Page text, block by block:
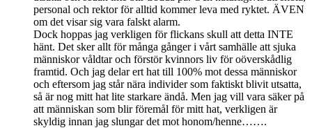
personal och rektor för alltid kommer leva med ryktet. ÄVEN
om det visar sig vara falskt alarm.
Dock hoppas jag verkligen för flickans skull att detta INTE
hänt. Det sker allt för många gånger i vårt samhälle att sjuka
människor våldtar och förstör kvinnors liv för oöverskådlig
framtid. Och jag delar ert hat till 100% mot dessa människor
och eftersom jag står nära individer som faktiskt blivit utsatta,
så är nog mitt hat lite starkare ändå. Men jag vill vara säker på
att människan som blir föremål för mitt hat, verkligen är
skyldig innan jag slungar det mot honom/henne…….